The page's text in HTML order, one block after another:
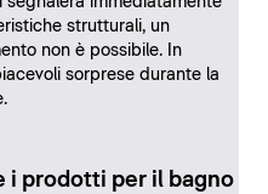
strutturali, un
non è possibile. In
sorprese durante la
i prodotti per il bagno